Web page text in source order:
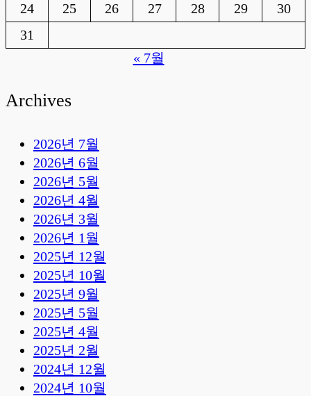
24
25 26 27 28 29
30
31
« 7월
Archives
2026년 7월
2026년 6월
2026년 5월
2026년 4월
2026년 3월
2026년 1월
2025년 12월
2025년 10월
2025년 9월
2025년 5월
2025년 4월
2025년 2월
2024년 12월
2024년 10월